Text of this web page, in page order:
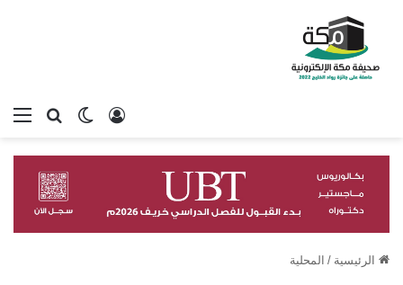
بحثالوضع
تسجيل الدخول
الرئيسية / المحلية